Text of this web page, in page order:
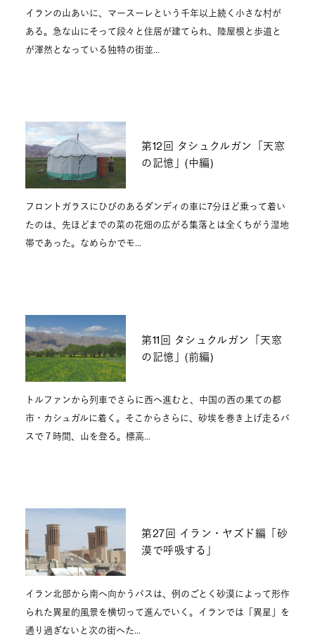
イランの山あいに、マースーレという千年以上続く小さな村が
ある。急な山にそって段々と住居が建てられ、陸屋根と歩道と
が渾然となっている独特の街並…
第12回 タシュクルガン「天窓
の記憶」(中編)
フロントガラスにひびのあるダンディの車に7分ほど乗って着い
たのは、先ほどまでの菜の花畑の広がる集落とは全くちがう湿地
帯であった。なめらかでモ…
第11回 タシュクルガン「天窓
の記憶」(前編)
トルファンから列車でさらに西へ進むと、中国の西の果ての都
市・カシュガルに着く。そこからさらに、砂埃を巻き上げ走るバ
スで７時間、山を登る。標高…
第27回 イラン・ヤズド編「砂
漠で呼吸する」
イラン北部から南へ向かうバスは、例のごとく砂漠によって形作
られた異星的風景を横切って進んでいく。イランでは「異星」を
通り過ぎないと次の街へた…